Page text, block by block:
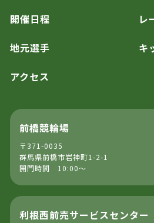
開催日程 レ
地元選手 キ
アクセス
前橋競輪場
〒371-0035
群馬県前橋市岩神町1-2-1
開門時間 10:00～
利根西前売サービスセンター